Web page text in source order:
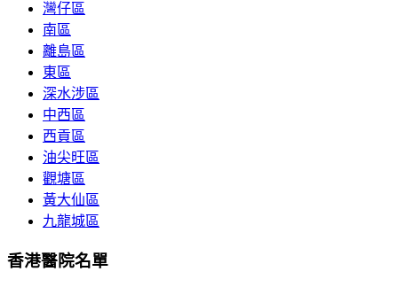
灣仔區
南區
離島區
東區
深水涉區
中西區
西貢區
油尖旺區
觀塘區
黃大仙區
九龍城區
香港醫院名單